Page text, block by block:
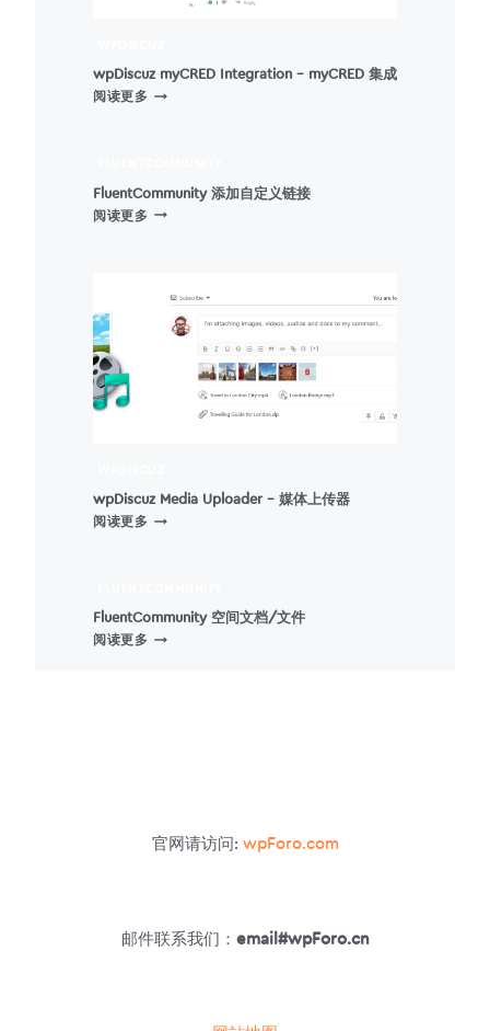
wpDiscuz myCRED Integration – myCRED 集成
阅读更多 WPDISCUZ
集
成
FluentCommunity 添加自定义链接
阅读更多 FLUENTCOMMUNITY
wpDiscuz Media Uploader – 媒体上传器
阅读更多 WPDISCUZ
体
上
FluentCommunity 空间文档/文件
阅读更多 FLUENTCOMMUNITY
官网请访问: wpForo.com
邮件联系我们： email#wpForo.cn